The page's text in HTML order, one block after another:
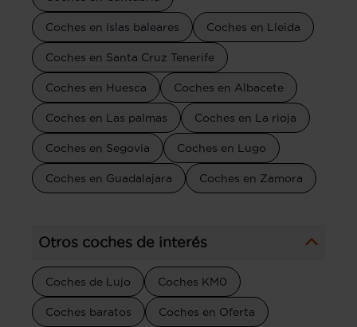
Coches en Islas baleares Coches en Lleida
Coches en Santa Cruz Tenerife
Coches en Huesca Coches en Albacete
Coches en Las palmas Coches en La rioja
Coches en Segovia Coches en Lugo
Coches en Guadalajara Coches en Zamora
Otros coches de interés
Coches de Lujo Coches KM0
Coches baratos Coches en Oferta